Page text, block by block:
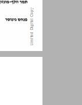
תוכן העניינים ... 7